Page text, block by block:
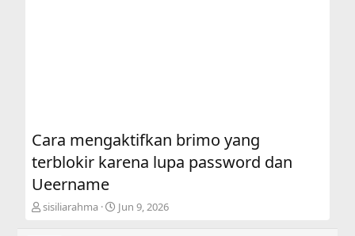
Cara mengaktifkan brimo yang
terblokir karena lupa password dan
Ueername
T
sisiliarahma
S
Jun 9, 2026